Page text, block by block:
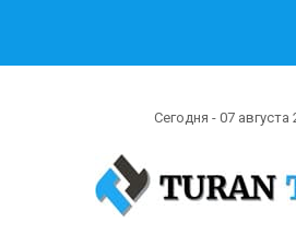
Сегодня - 07 августа